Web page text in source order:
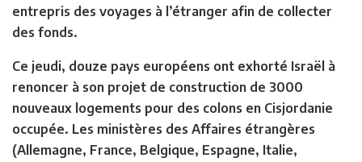
entrepris des voyages à l’étranger afin de collecter
des fonds.
Ce jeudi, douze pays européens ont exhorté Israël à
renoncer à son projet de construction de 3000
nouveaux logements pour des colons en Cisjordanie
occupée. Les ministères des Affaires étrangères
(Allemagne, France, Belgique, Espagne, Italie,